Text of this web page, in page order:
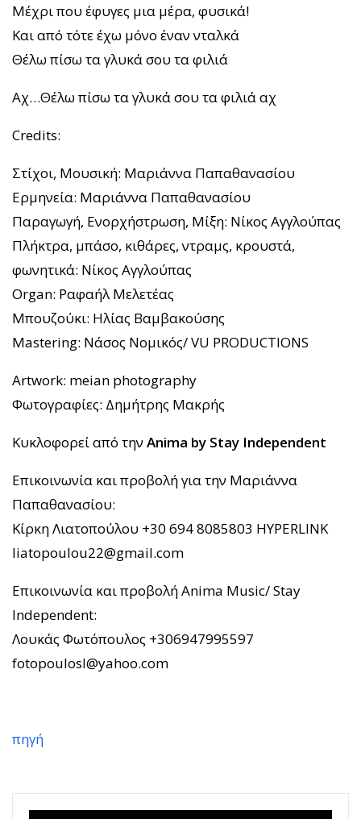
Μέχρι που έφυγες μια μέρα, φυσικά!
Και από τότε έχω μόνο έναν νταλκά
Θέλω πίσω τα γλυκά σου τα φιλιά
Αχ…Θέλω πίσω τα γλυκά σου τα φιλιά αχ
Credits:
Στίχοι, Μουσική: Μαριάννα Παπαθανασίου
Ερμηνεία: Μαριάννα Παπαθανασίου
Παραγωγή, Ενορχήστρωση, Μίξη: Νίκος Αγγλούπας
Πλήκτρα, μπάσο, κιθάρες, ντραμς, κρουστά,
φωνητικά: Νίκος Αγγλούπας
Organ: Ραφαήλ Μελετέας
Μπουζούκι: Ηλίας Βαμβακούσης
Mastering: Νάσος Νομικός/ VU PRODUCTIONS
Artwork: meian photography
Φωτογραφίες: Δημήτρης Μακρής
Κυκλοφορεί από τηνAnima by Stay Independent
Επικοινωνία και προβολή για την Μαριάννα
Παπαθανασίου:
Κίρκη Λιατοπούλου +30 694 8085803 HYPERLINK
liatopoulou22@gmail.com
Επικοινωνία και προβολή Anima Music/ Stay
Independent:
Λουκάς Φωτόπουλος +306947995597
fotopoulosl@yahoo.com
πηγή